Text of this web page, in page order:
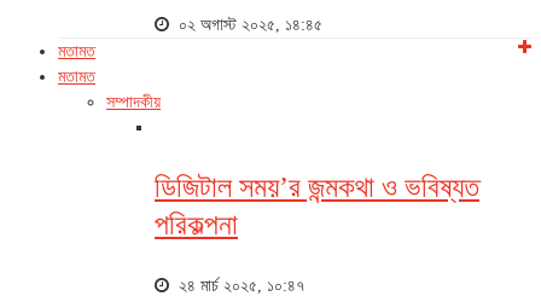
০২ অগাস্ট ২০২৫, ১৪:৪৫
মতামত
মতামত
সম্পাদকীয়
ডিজিটাল সময়’র জন্মকথা ও ভবিষ্যত
পরিকল্পনা
২৪ মার্চ ২০২৫, ১০:৪৭